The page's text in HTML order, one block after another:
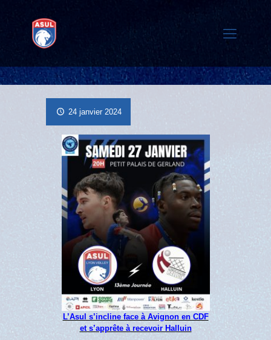
24 janvier 2024
L’Asul s’incline face à Avignon en CDF
et s’apprête à recevoir Halluin